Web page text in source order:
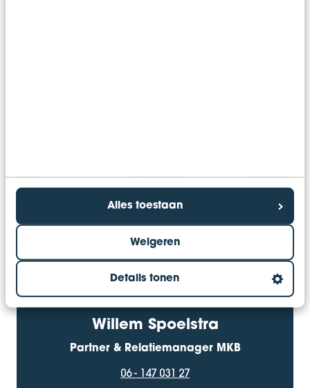
Alles toestaan
Weigeren
Details tonen
Willem Spoelstra
Partner & Relatiemanager MKB
06 - 147 031 27